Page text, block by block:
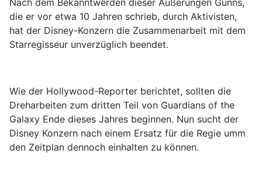
Nach dem Bekanntwerden dieser Äußerungen Gunns,
die er vor etwa 10 Jahren schrieb, durch Aktivisten,
hat der Disney-Konzern die Zusammenarbeit mit dem
Starregisseur unverzüglich beendet.
Wie der Hollywood-Reporter berichtet, sollten die
Dreharbeiten zum dritten Teil von Guardians of the
Galaxy Ende dieses Jahres beginnen. Nun sucht der
Disney Konzern nach einem Ersatz für die Regie umm
den Zeitplan dennoch einhalten zu können.